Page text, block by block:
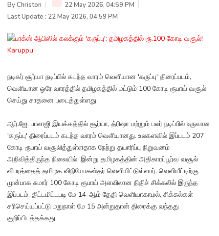
ByChriston
22 May 2026, 04:59 PM
Last Update : 22 May 2026, 04:59 PM
Karuppu
நடிகர் சூர்யா நடிப்பில் கடந்த வாரம் வெளியான 'கருப்பு' திரைப்படம்,
வெளியான ஒரே வாரத்தில் தமிழகத்தில் மட்டும் 100 கோடி ரூபாய் வசூல்
செய்து சாதனை படைத்துள்ளது.
ஆர்.ஜே. பாலாஜி இயக்கத்தில் சூர்யா, த்ரிஷா மற்றும் பலர் நடிப்பில் உருவான
'கருப்பு' திரைப்படம் கடந்த வாரம் வெளியானது. உலகளவில் இப்படம் 207
கோடி ரூபாய் வசூலித்துள்ளதாக நேற்று தயாரிப்பு நிறுவனம்
அறிவித்திருந்த நிலையில், இன்று தமிழகத்தின் அதிகாரப்பூர்வ வசூல்
விபரத்தைத் தமிழக விநியோகஸ்தர் வெளியிட்டுள்ளார். வெளியீட்டிற்கு
முன்பாக சுமார் 100 கோடி ரூபாய் அளவிலான நிதிச் சிக்கலில் இருந்த
இப்படம், திட்டமிட்டபடி மே 14-ஆம் தேதி வெளியாகாமல், சிக்கல்கள்
சரிசெய்யப்பட்டு மறுநாள் மே 15 அன்றுதான் திரைக்கு வந்தது
குறிப்பிடத்தக்கது.